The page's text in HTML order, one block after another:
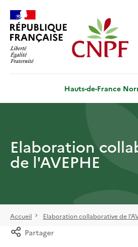
contenu
principal
Hauts-de-France
Elaboration
de l'AVEPHE
Accueil Elaboration collaborative de
Partager